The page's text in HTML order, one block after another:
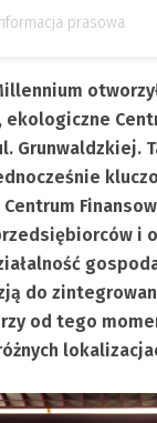
prasowa
Grunwaldzkiej.
i
do
od tego